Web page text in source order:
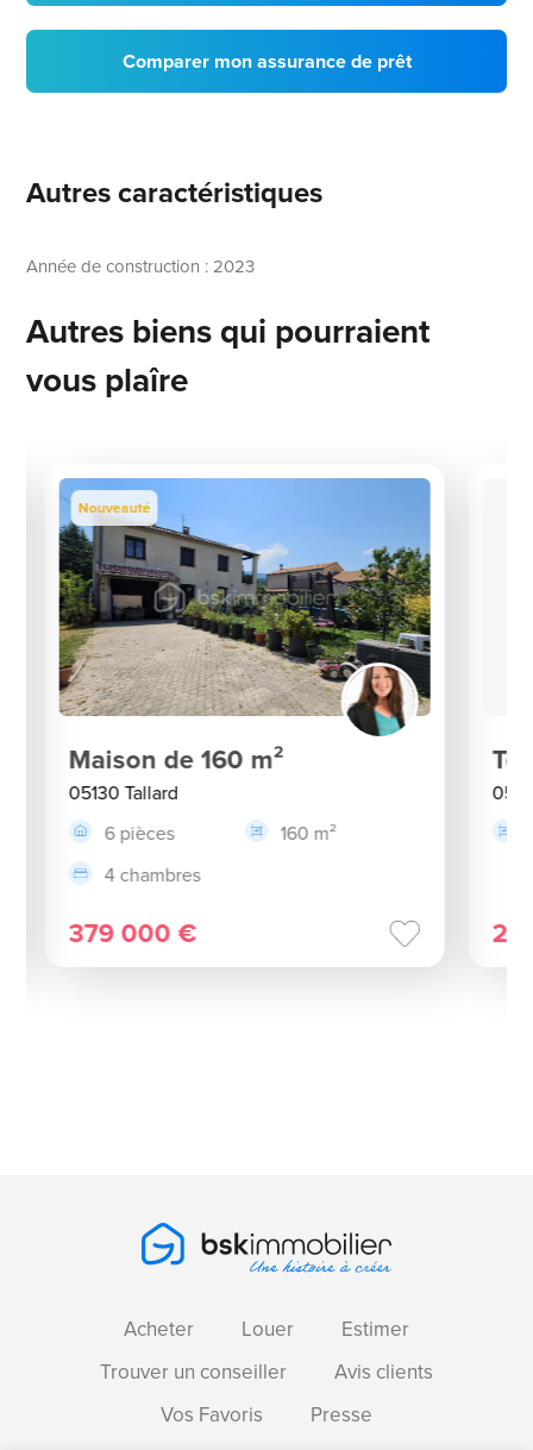
Comparer mon assurance de prêt
Autres caractéristiques
Année de construction : 2023
Autres biens qui pourraient
vous plaîre
Nouveauté
Maison de 160 m²
05130 Tallard
6 pièces
160 m²
4 chambres
379 000 €
Acheter Louer
Estimer
Trouver un conseiller
Avis clients
Vos Favoris
Presse